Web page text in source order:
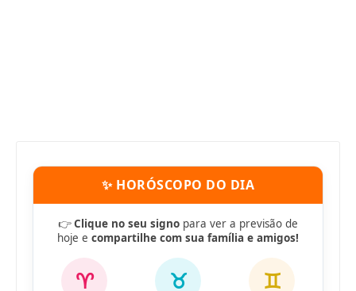
✨ HORÓSCOPO DO DIA
👉Clique no seu signo para ver a previsão de
hoje e compartilhe com sua família e amigos!
♈ ♉ ♊